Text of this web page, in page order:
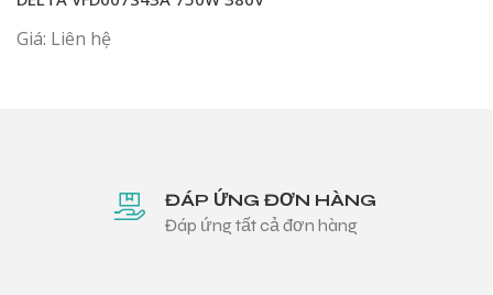
Giá: Liên hệ
ĐÁP ỨNG ĐƠN HÀNG
Đáp ứng tất cả đơn hàng